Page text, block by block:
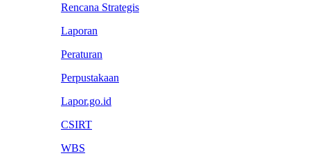
Rencana Strategis
Laporan
Peraturan
Perpustakaan
Lapor.go.id
CSIRT
WBS